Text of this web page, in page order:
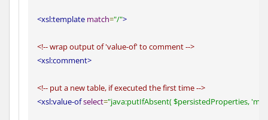
<xsl:template match="/">
<!-- wrap output of 'value-of' to comment -->
<xsl:comment>
<!-- put a new table, if executed the first time -->
<xsl:value-ofselect="java:putIfAbsent( $persistedProperties,